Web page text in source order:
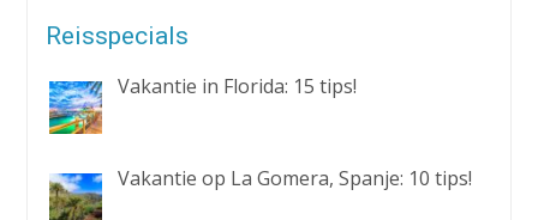
Reisspecials
Vakantie in Florida: 15 tips!
Vakantie op La Gomera, Spanje: 10 tips!